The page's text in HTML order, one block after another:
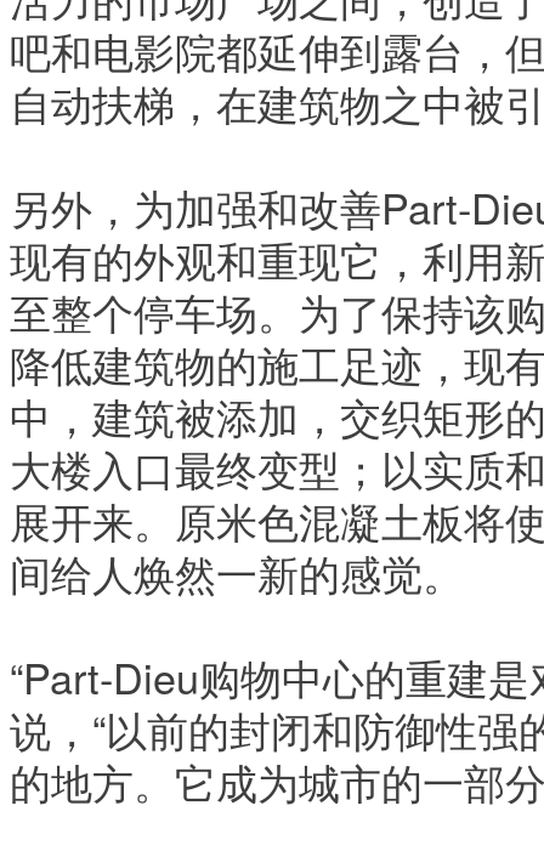
吧和电影院都延伸到露台，
自动扶梯，在建筑物之中被
另外，为加强和改善Part-
现有的外观和重现它，利用
至整个停车场。为了保持该
降低建筑物的施工足迹，现
中，建筑被添加，交织矩形
大楼入口最终变型；以实质
展开来。原米色混凝土板将
间给人焕然一新的感觉。
“Part-Dieu购物中心的重建
说，“以前的封闭和防御性
的地方。它成为城市的一部